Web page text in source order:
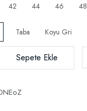
42 44 46 48
Taba Koyu Gri
Sepete Ekle